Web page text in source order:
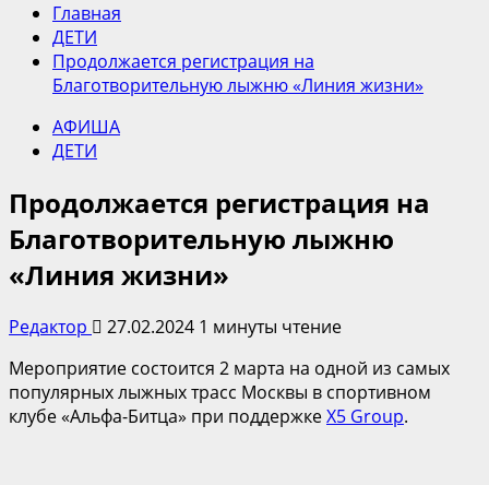
Главная
ДЕТИ
Продолжается регистрация на
Благотворительную лыжню «Линия жизни»
АФИША
ДЕТИ
Продолжается регистрация на
Благотворительную лыжню
«Линия жизни»
Редактор 27.02.2024 1 минуты чтение
Мероприятие состоится 2 марта на одной из самых
популярных лыжных трасс Москвы в спортивном
клубе «Альфа-Битца» при поддержкеХ5 Group.